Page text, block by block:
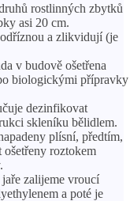
rostlinných zbytků
asi 20 cm.
a zlikvidují (je
v budově ošetřena
biologickými přípravky
dezinfikovat
skleníku bělidlem.
plísní, předtím,
roztokem
zalijeme vroucí
a poté je